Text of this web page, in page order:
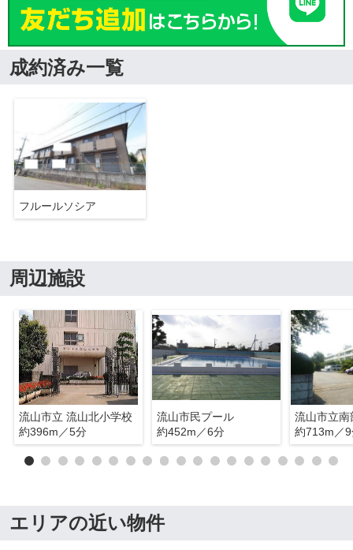
成約済み一覧
フルールソシア
周辺施設
流山市立 流山北小学校
約396m／5分
流山市民プール
約452m／6分
流山市立南
約713m／
エリアの近い物件